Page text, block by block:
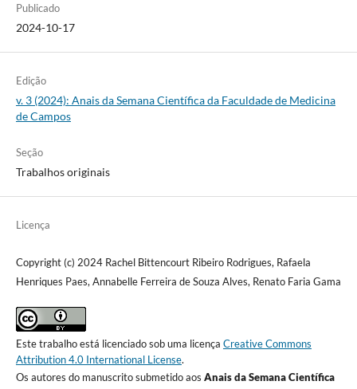
Publicado
2024-10-17
Edição
v. 3 (2024): Anais da Semana Científica da Faculdade de Medicina
de Campos
Seção
Trabalhos originais
Licença
Copyright (c) 2024 Rachel Bittencourt Ribeiro Rodrigues, Rafaela
Henriques Paes, Annabelle Ferreira de Souza Alves, Renato Faria Gama
Este trabalho está licenciado sob uma licença Creative Commons
Attribution 4.0 International License.
Os autores do manuscrito submetido aos Anais da Semana Científica